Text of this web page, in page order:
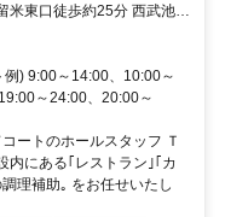
米東口徒歩約25分 西武池袋
で7分、「東久留米団地」
) 9:00～14:00、10:00～
～24:00、20:00～
ートのホールスタッフ Ｔ
内にある｢レストラン｣｢カ
理補助｡ をお任せいたし